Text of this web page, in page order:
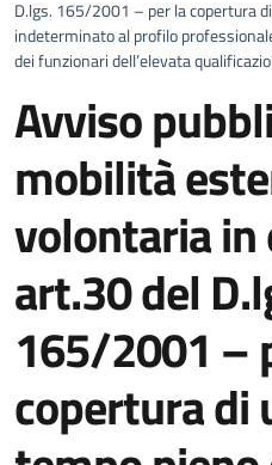
D.lgs. 165/2001 – per la copertura
indeterminato al profilo professionale
dei funzionari dell’elevata
Avviso
mobilità
volontaria in
art.30 del
165/2001 –
copertura di